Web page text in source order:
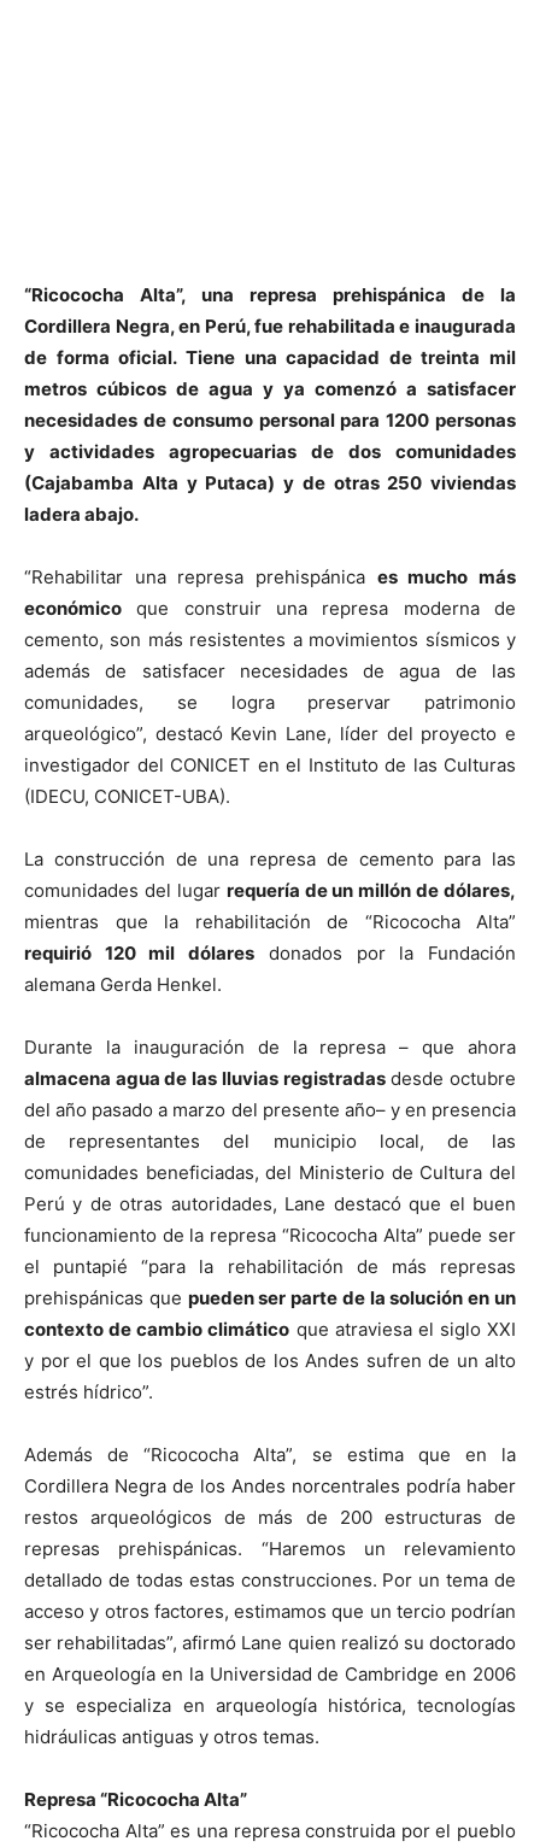
“Ricococha Alta”, una represa prehispánica de la
Cordillera Negra, en Perú, fue rehabilitada e inaugurada
de forma oficial. Tiene una capacidad de treinta mil
metros cúbicos de agua y ya comenzó a satisfacer
necesidades de consumo personal para 1200 personas
y actividades agropecuarias de dos comunidades
(Cajabamba Alta y Putaca) y de otras 250 viviendas
ladera abajo.
“Rehabilitar una represa prehispánica es mucho más
económico que construir una represa moderna de
cemento, son más resistentes a movimientos sísmicos y
además de satisfacer necesidades de agua de las
comunidades, se logra preservar patrimonio
arqueológico”, destacó Kevin Lane, líder del proyecto e
investigador del CONICET en el Instituto de las Culturas
(IDECU, CONICET-UBA).
La construcción de una represa de cemento para las
comunidades del lugar requería de un millón de dólares,
mientras que la rehabilitación de “Ricococha Alta”
requirió 120 mil dólares donados por la Fundación
alemana Gerda Henkel.
Durante la inauguración de la represa – que ahora
almacena agua de las lluvias registradasdesde octubre
del año pasado a marzo del presente año– y en presencia
de representantes del municipio local, de las
comunidades beneficiadas, del Ministerio de Cultura del
Perú y de otras autoridades, Lane destacó que el buen
funcionamiento de la represa “Ricococha Alta” puede ser
el puntapié “para la rehabilitación de más represas
prehispánicas que pueden ser parte de la solución en un
contexto de cambio climático que atraviesa el siglo XXI
y por el que los pueblos de los Andes sufren de un alto
estrés hídrico”.
Además de “Ricococha Alta”, se estima que en la
Cordillera Negra de los Andes norcentrales podría haber
restos arqueológicos de más de 200 estructuras de
represas prehispánicas. “Haremos un relevamiento
detallado de todas estas construcciones. Por un tema de
acceso y otros factores, estimamos que un tercio podrían
ser rehabilitadas”, afirmó Lane quien realizó su doctorado
en Arqueología en la Universidad de Cambridge en 2006
y se especializa en arqueología histórica, tecnologías
hidráulicas antiguas y otros temas.
Represa “Ricococha Alta”
“Ricococha Alta” es una represa construida por el pueblo